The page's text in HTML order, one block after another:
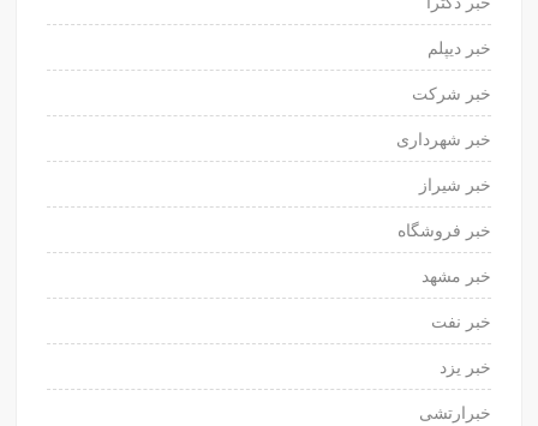
خبر دیپلم
خبر شرکت
خبر شهرداری
خبر شیراز
خبر فروشگاه
خبر مشهد
خبر نفت
خبر یزد
خبرارتشی